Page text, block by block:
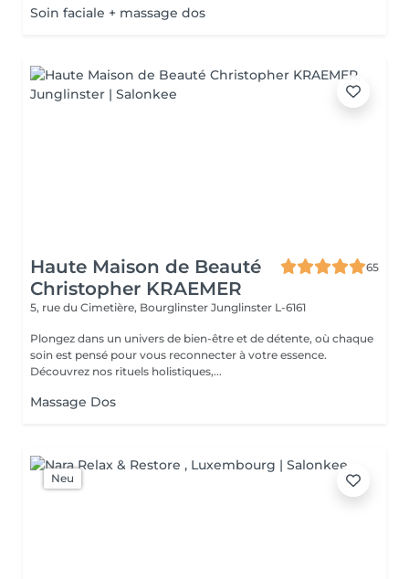
Soin faciale + massage dos
Haute Maison de Beauté
Christopher KRAEMER
65
5, rue du Cimetière, Bourglinster Junglinster L-6161
Plongez dans un univers de bien-être et de détente, où chaque
soin est pensé pour vous reconnecter à votre essence.
Découvrez nos rituels holistiques,...
Massage Dos
Neu